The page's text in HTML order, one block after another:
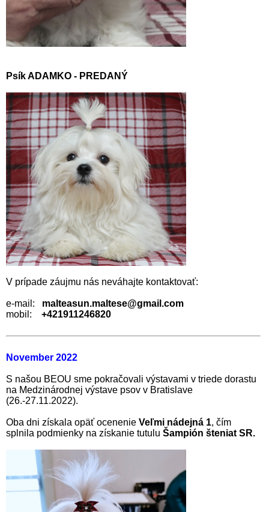
Psík ADAMKO - PREDANÝ
V prípade záujmu nás neváhajte kontaktovať:
e-mail: malteasun.maltese@gmail.com
mobil: +421911246820
November 2022
S našou BEOU sme pokračovali výstavami v triede dorastu
na Medzinárodnej výstave psov v Bratislave
(26.-27.11.2022).
Oba dni získala opäť ocenenie Veľmi nádejná 1, čím
splnila podmienky na získanie tutulu Šampión šteniat SR.